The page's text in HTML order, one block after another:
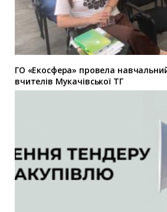
ГО «Екосфера» провела
вчителів Мукачівської ТГ